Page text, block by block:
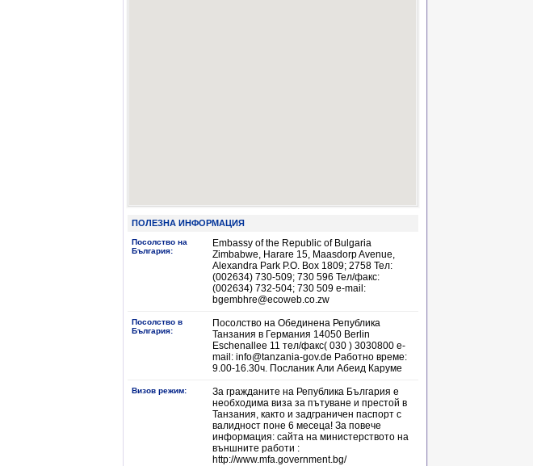
ПОЛЕЗНА ИНФОРМАЦИЯ
Посолство на
България:
Еmbassy of the Republic of Bulgaria
Zimbabwe, Harare 15, Maasdorp Avenue,
Alexandra Park P.O. Box 1809; 2758 Тел:
(002634) 730-509; 730 596 Тел/факс:
(002634) 732-504; 730 509 е-mail:
bgembhre@ecoweb.co.zw
Посолство в
България:
Посолство на Обединена Република
Танзания в Германия 14050 Berlin
Eschenallee 11 тел/факс( 030 ) 3030800 е-
mail: info@tanzania-gov.de Работно време:
9.00-16.30ч. Посланик Али Абеид Каруме
Визов режим:
За гражданите на Република България е
необходима виза за пътуване и престой в
Танзания, както и задграничен паспорт с
валидност поне 6 месеца! За повече
информация: сайта на министерството на
външните работи :
http://www.mfa.government.bg/